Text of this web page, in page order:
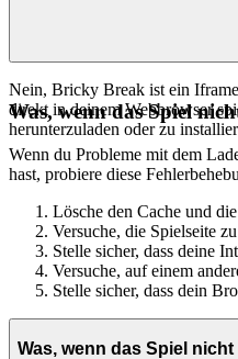
Nein, Bricky Break ist ein
direkt in deinem Webbrowser
herunterzuladen oder zu
Was, wenn das Spiel
Wenn du Probleme mit dem
hast, probiere diese
Lösche den Cache und
Versuche, die Spielseite
Stelle sicher, dass deine
Versuche, auf einem
Stelle sicher, dass dein
Was, wenn das Spiel